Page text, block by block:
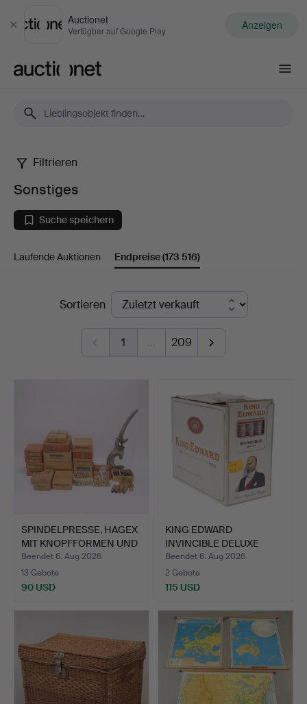
Schließen
Auctionet
Verfügbar auf Google Play Anzeigen
Sonstiges
Filtrieren
Sonstiges
Suche speichern
Laufende Auktionen Endpreise(173 516)
EndpreiseSortieren
1 … 209
SPINDELPRESSE, HAGEX
MIT KNOPFFORMEN UND
Z…
Beendet 6. Aug 2026
13 Gebote
90 USD
KING EDWARD
INVINCIBLE DELUXE
ZIGARREN.
Beendet 6. Aug 2026
2 Gebote
115 USD